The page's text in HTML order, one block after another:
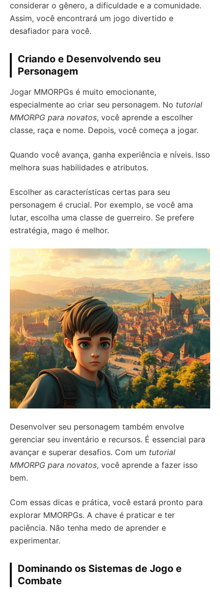
considerar o gênero, a dificuldade e a comunidade.
Assim, você encontrará um jogo divertido e
desafiador para você.
Criando e Desenvolvendo seu
Personagem
Jogar MMORPGs é muito emocionante,
especialmente ao criar seu personagem. No tutorial
MMORPG para novatos, você aprende a escolher
classe, raça e nome. Depois, você começa a jogar.
Quando você avança, ganha experiência e níveis. Isso
melhora suas habilidades e atributos.
Escolher as características certas para seu
personagem é crucial. Por exemplo, se você ama
lutar, escolha uma classe de guerreiro. Se prefere
estratégia, mago é melhor.
Desenvolver seu personagem também envolve
gerenciar seu inventário e recursos. É essencial para
avançar e superar desafios. Com um tutorial
MMORPG para novatos, você aprende a fazer isso
bem.
Com essas dicas e prática, você estará pronto para
explorar MMORPGs. A chave é praticar e ter
paciência. Não tenha medo de aprender e
experimentar.
Dominando os Sistemas de Jogo e
Combate